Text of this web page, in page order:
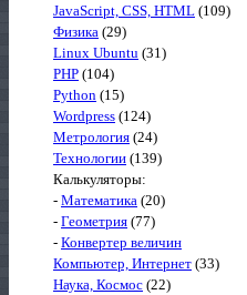
JavaScript, CSS, HTML (109)
Физика (29)
Linux Ubuntu (31)
PHP (104)
Python (15)
Wordpress (124)
Метрология (24)
Технологии (139)
Калькуляторы:
- Математика (20)
- Геометрия (77)
- Конвертер величин
Компьютер, Интернет (33)
Наука, Космос (22)